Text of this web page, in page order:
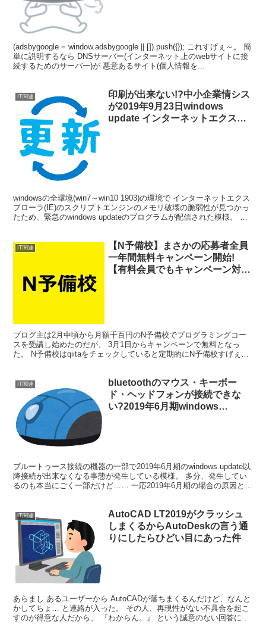
(adsbygoogle = window.adsbygoogle || []).push({}); これすげぇ～。 簡
単に説明するなら DNSサーバー(インターネット上のwebサイトに接
続するためのサーバー)が 悪意あるサイト(個人情報を...
IT関連
印刷が出来ない!?中小企業情シス
が2019年9月23日windows
update インターネットエクスプ
windowsの全環境(win7～win10 1903)の環境で インターネットエクス
プローラ(IE)のスクリプトエンジンのメモリ破壊の脆弱性が見つかっ
たため、緊急のwindows updateのプログラムが配信された模様。 下
IT関連
【N予備校】まさかの応募者全員
一年間無料キャンペーン開始!
【有料会員でもキャンペーン対象
ブログ主は2月中頃から月額千百円のN予備校でプログラミングコー
スを受講し始めたのだが、 3月1日からキャンペーンで無料となっ
た。 N予備校はqiitaをチェックしていると定期的にN予備校すげぇ～
IT関連
bluetoothのマウス・キーボー
ド・ヘッドフォンが接続できな
い?2019年6月期windows
KB4503291 KB4503276]
ブルートゥース接続の機器の一部で2019年6月期のwindows update以
降接続が出来なくなる事態が発生している模様。 多分、発生してい
るのも本当にごく一部だけど…… 一応2019年6月期の場合の原因とな
IT関連
AutoCAD LT2019がクラッシュ
しまくるからAutoDeskの言う通
りにしたらひどい目にあった件
あらまし あるユーザーから AutoCADが落ちまくるんだけど、なんと
かしてちょ… と連絡が入った。 その人、再現性がない不具合を起こ
すのが得意な人だから、 『わからん。』 という誠意のない回答にし